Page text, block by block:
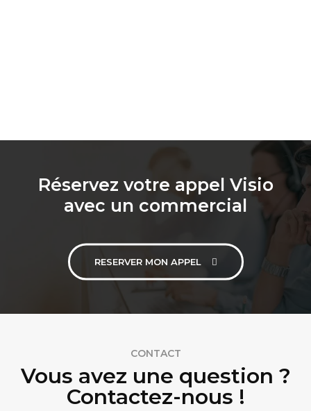
Réservez votre appel Visio
avec un commercial
RESERVER MON APPEL
CONTACT
Vous avez une question ?
Contactez-nous !